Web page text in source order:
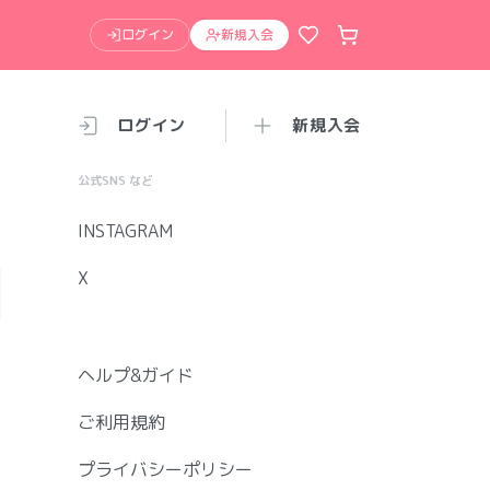
ログイン 新規入会
ログイン 新規入会
公式SNS など
INSTAGRAM
X
ヘルプ&ガイド
ご利用規約
プライバシーポリシー